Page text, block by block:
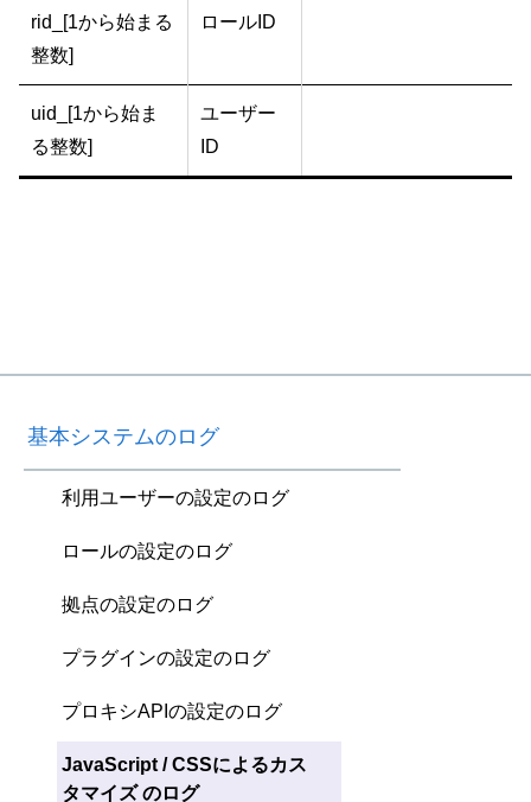
rid_[1から始まる
整数]
ロールID
uid_[1から始ま
る整数]
ユーザー
ID
基本システムのログ
利用ユーザーの設定のログ
ロールの設定のログ
拠点の設定のログ
プラグインの設定のログ
プロキシAPIの設定のログ
JavaScript / CSSによるカス
タマイズ のログ